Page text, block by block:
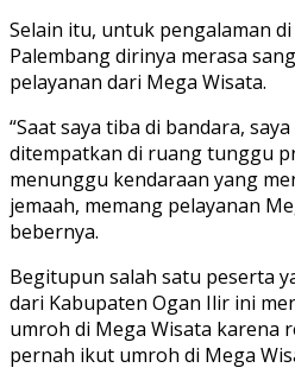
Selain itu, untuk pengalaman
Palembang dirinya merasa
pelayanan dari Mega Wisata.
“Saat saya tiba di bandara,
ditempatkan di ruang tunggu
menunggu kendaraan yang
jemaah, memang pelayanan
bebernya.
Begitupun salah satu peserta
dari Kabupaten Ogan Ilir ini
umroh di Mega Wisata karena
pernah ikut umroh di Mega